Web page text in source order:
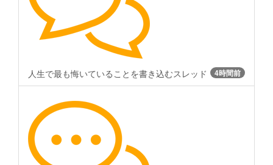
人生で最も悔いていることを書き込むスレッド 4時間前